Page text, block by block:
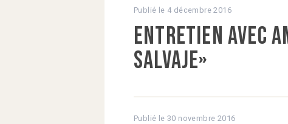
Publié le 4 décembre 2016
Entretien avec
salvaje»
Publié le30 novembre 2016